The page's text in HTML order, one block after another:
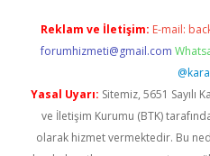
Reklam ve İletişim: E-mail:
forumhizmeti@gmail.com
Yasal Uyarı: Sitemiz, 5651 Sayılı
ve İletişim Kurumu (BTK)
olarak hizmet vermektedir. Bu